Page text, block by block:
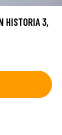
HISTORIA 3,